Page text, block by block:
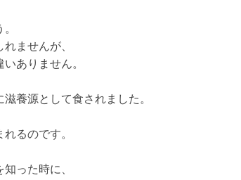
ませんが、
ありません。
養源として食されました。
るのです。
った時に、